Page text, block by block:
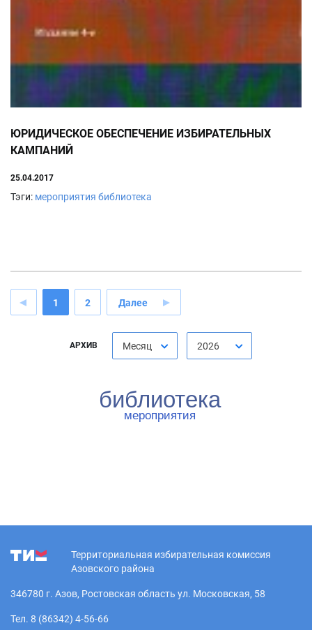
ЮРИДИЧЕСКОЕ ОБЕСПЕЧЕНИЕ ИЗБИРАТЕЛЬНЫХ
КАМПАНИЙ
25.04.2017
Тэги: мероприятия библиотека
1 2 Далее
АРХИВ Месяц 2026
библиотека
мероприятия
Территориальная избирательная комиссия
Азовского района
346780 г. Азов, Ростовская область ул. Московская, 58
Тел. 8 (86342) 4-56-66